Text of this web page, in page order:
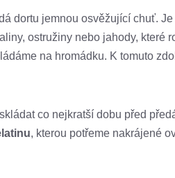
dortu jemnou osvěžující chuť.
ostružiny nebo jahody, které
na hromádku. K tomuto
co nejkratší dobu před
, kterou potřeme nakrájené